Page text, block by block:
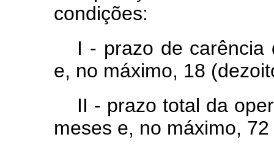
condições:
I - prazo de
e, no máximo, 18
II - prazo total da
meses e, no máximo,